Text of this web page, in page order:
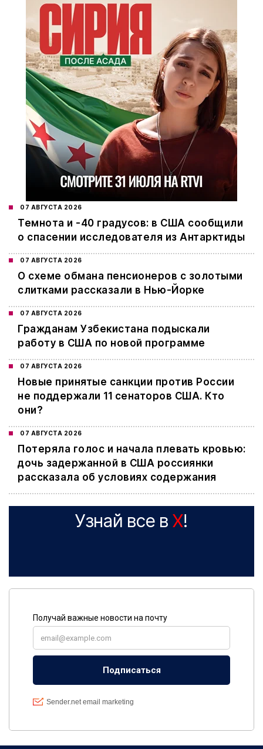
07 АВГУСТА 2026
Темнота и -40 градусов: в США сообщили
о спасении исследователя из Антарктиды
07 АВГУСТА 2026
О схеме обмана пенсионеров с золотыми
слитками рассказали в Нью-Йорке
07 АВГУСТА 2026
Гражданам Узбекистана подыскали
работу в США по новой программе
07 АВГУСТА 2026
Новые принятые санкции против России
не поддержали 11 сенаторов США. Кто
они?
07 АВГУСТА 2026
Потеряла голос и начала плевать кровью:
дочь задержанной в США россиянки
рассказала об условиях содержания
Узнай все в X!